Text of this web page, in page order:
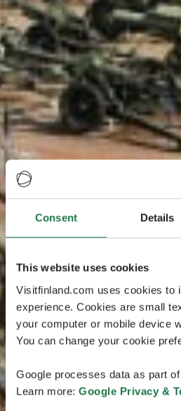
Consent Details
This website uses cookies
Visitfinland.com uses cookies to
experience. Cookies are small
your computer or mobile device
You can change your cookie
Google processes data as part
Learn more: Google Privacy &